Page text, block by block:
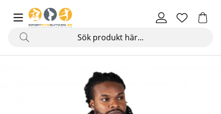
Produktbilder Delta Hoodie, black